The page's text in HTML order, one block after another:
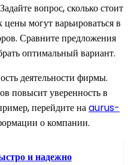
вопрос, сколько стоит
цены могут варьироваться в
Сравните предложения
оптимальный вариант.
деятельности фирмы.
повысит уверенность в
перейдите наaurus-
о компании.
и надежно